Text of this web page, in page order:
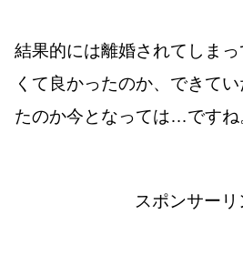
結果的には離婚されてしま
くて良かったのか、できて
たのか今となっては…ですね
スポンサーリ